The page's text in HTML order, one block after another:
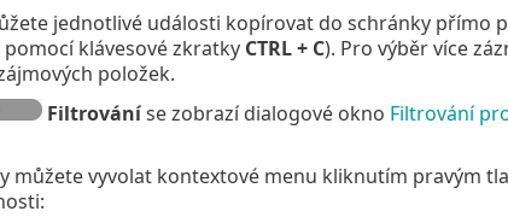
jednotlivé události kopírovat do schránky přímo
klávesové zkratky CTRL + C). Pro výběr více
položek.
Filtrováníse zobrazí dialogové okno Filtrování
můžete vyvolat kontextové menu kliknutím pravým